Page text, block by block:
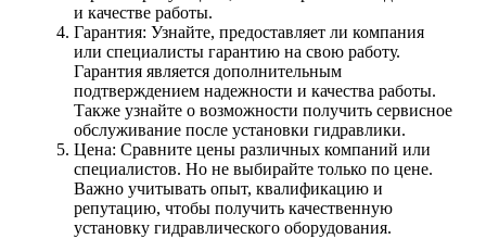
и качестве работы.
Гарантия: Узнайте, предоставляет ли компания
или специалисты гарантию на свою работу.
Гарантия является дополнительным
подтверждением надежности и качества работы.
Также узнайте о возможности получить сервисное
обслуживание после установки гидравлики.
Цена: Сравните цены различных компаний или
специалистов. Но не выбирайте только по цене.
Важно учитывать опыт, квалификацию и
репутацию, чтобы получить качественную
установку гидравлического оборудования.